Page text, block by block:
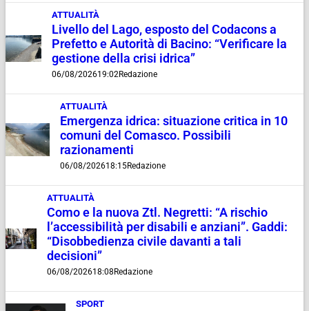
ATTUALITÀ
Livello del Lago, esposto del Codacons a
Prefetto e Autorità di Bacino: “Verificare la
gestione della crisi idrica”
06/08/202619:02Redazione
ATTUALITÀ
Emergenza idrica: situazione critica in 10
comuni del Comasco. Possibili
razionamenti
06/08/202618:15Redazione
ATTUALITÀ
Como e la nuova Ztl. Negretti: “A rischio
l’accessibilità per disabili e anziani”. Gaddi:
“Disobbedienza civile davanti a tali
decisioni”
06/08/202618:08 Redazione
SPORT